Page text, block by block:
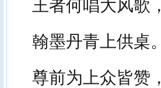
王者何唱大风歌，
翰墨丹青上供桌。
尊前为上众皆赞，